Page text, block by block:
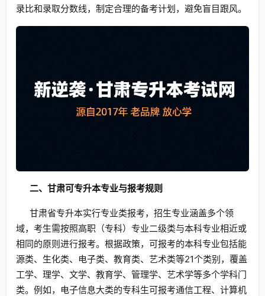
录比和录取分数线，制定合理的备考计划，避免盲目跟风。
二、甘肃可专升本专业与报考规则
甘肃省专升本实行专业类报考，招生专业涵盖多个领
域，考生需按照高职（专科）专业二级类与本科专业相近或
相同的原则进行报考。根据政策，可报考的本科专业包括能
源类、生化类、电子类、教育类、艺术类等21个类别，覆盖
工学、理学、文学、教育学、管理学、艺术学等多个学科门
类。例如，电子信息大类的专科生可报考通信工程、计算机